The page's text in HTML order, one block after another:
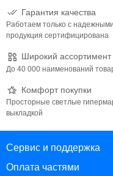
Гарантия качества
Работаем только с
продукция сертифицирована
Широкий ассортимент
До 40 000 наименований
Комфорт покупки
Просторные светлые
выкладкой
Сервис и поддержка
Оплата частями